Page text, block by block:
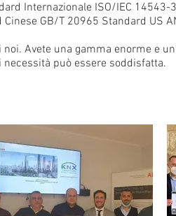
Internazionale ISO/IEC
GB/T 20965 Standard US
Avete una gamma enorme e
necessità può essere soddisfatta.